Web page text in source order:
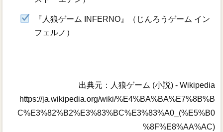
『人狼ゲーム INFERNO』（じんろうゲーム イン
フェルノ）
出典元：人狼ゲーム (小説) - Wikipedia
https://ja.wikipedia.org/wiki/%E4%BA%BA%E7%8B%B
C%E3%82%B2%E3%83%BC%E3%83%A0_(%E5%B0
%8F%E8%AA%AC)